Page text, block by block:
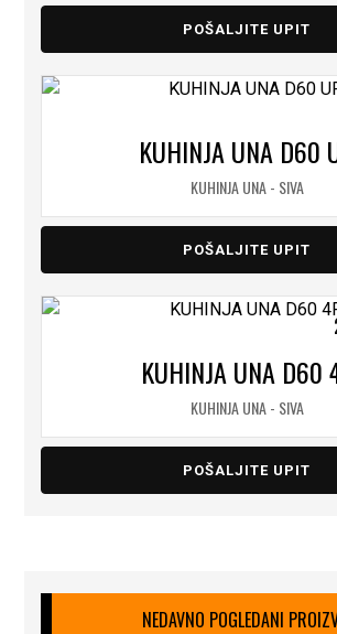
POŠALJITE UPIT
KUHINJA UNA D60
KUHINJA UNA - SIVA
POŠALJITE UPIT
KUHINJA UNA D60
KUHINJA UNA - SIVA
POŠALJITE UPIT
NEDAVNO POGLEDANI